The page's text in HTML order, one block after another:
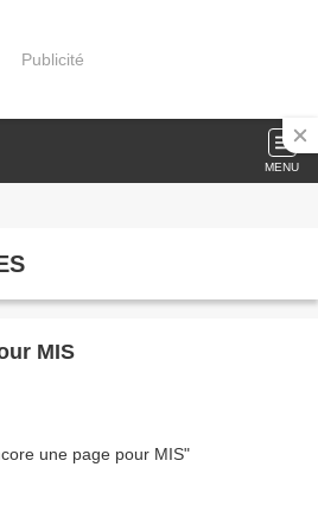
Publicité
MENU
Encore une page pour MIS